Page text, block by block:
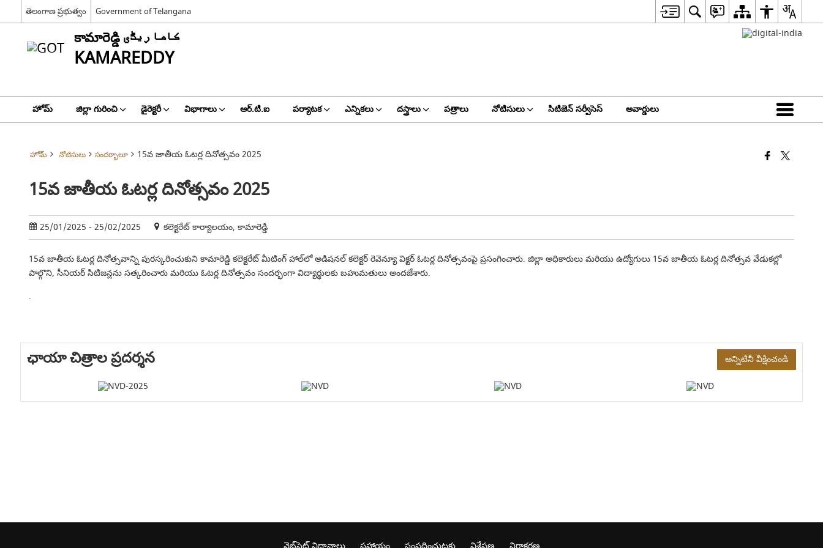
తెలంగాణ ప్రభుత్వం Government of Telangana
కామారెడ్డి کاما ریڈّی
KAMAREDDY
హోమ్ జిల్లా గురించి డైరెక్టరీ విభాగాలు ఆర్.టి.ఐ పర్యాటక ఎన్నికలు దస్త్రాలు పత్రాలు నోటిసులు సిటిజెన్ సర్వీసెస్ అవార్డులు
హోమ్ నోటిసులు సందర్భాలూ 15వ జాతీయ ఓటర్ల దినోత్సవం 2025
15వ జాతీయ ఓటర్ల దినోత్సవం 2025
25/01/2025 - 25/02/2025 కలెక్టరేట్ కార్యాలయం, కామారెడ్డి
15వ జాతీయ ఓటర్ల దినోత్సవాన్ని పురస్కరించుకుని కామారెడ్డి కలెక్టరేట్‌ మీటింగ్‌ హాల్‌లో అడిషనల్‌ కలెక్టర్‌ రెవెన్యూ విక్టర్‌ ఓటర్ల దినోత్సవంపై ప్రసంగించారు. జిల్లా అధికారులు మరియు ఉద్యోగులు 15వ జాతీయ ఓటర్ల దినోత్సవ వేడుకల్లో
పాల్గొని, సీనియర్ సిటిజన్లను సత్కరించారు మరియు ఓటర్ల దినోత్సవం సందర్భంగా విద్యార్థులకుబహుమతులు అందజేశారు.
.
ఛాయా చిత్రాల ప్రదర్శన అన్నిటినీ వీక్షించండి